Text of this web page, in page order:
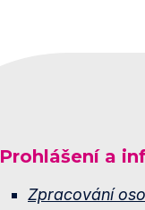
Prohlášení a
Zpracování